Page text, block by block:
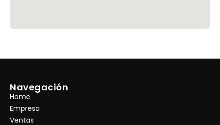
Navegación
Home
Empresa
Ventas